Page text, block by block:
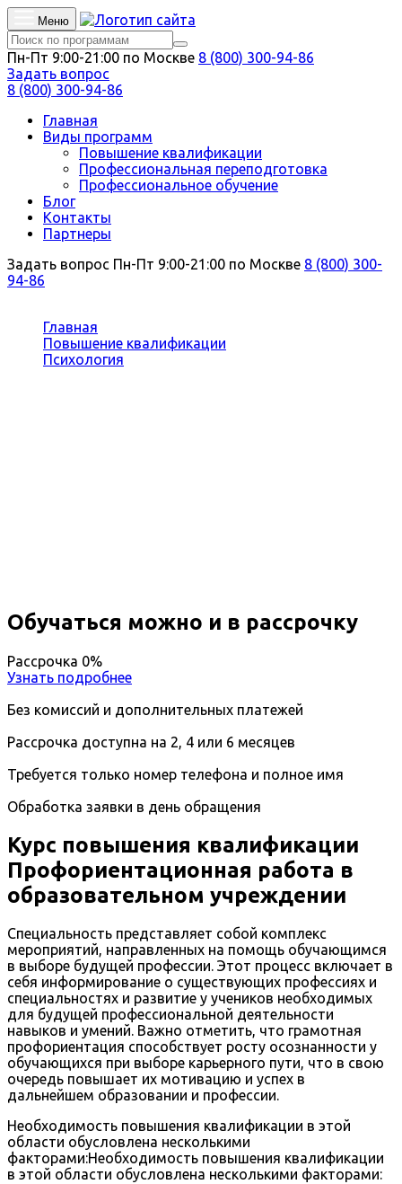
Меню
Пн-Пт 9:00-21:00 по Москве 8 (800) 300-94-86
Задать вопрос
8 (800) 300-94-86
Главная
Виды программ
Повышение квалификации
Профессиональная переподготовка
Профессиональное обучение
Блог
Контакты
Партнеры
Задать вопрос Пн-Пт 9:00-21:00 по Москве 8 (800) 300-
94-86
Главная
Повышение квалификации
Психология
Обучаться можно и в рассрочку
Рассрочка 0%
Узнать подробнее
Без комиссий и дополнительных платежей
Рассрочка доступна на 2, 4 или 6 месяцев
Требуется только номер телефона и полное имя
Обработка заявки в день обращения
Курс повышения квалификации
Профориентационная работа в
образовательном учреждении
Специальность представляет собой комплекс
мероприятий, направленных на помощь обучающимся
в выборе будущей профессии. Этот процесс включает в
себя информирование о существующих профессиях и
специальностях и развитие у учеников необходимых
для будущей профессиональной деятельности
навыков и умений. Важно отметить, что грамотная
профориентация способствует росту осознанности у
обучающихся при выборе карьерного пути, что в свою
очередь повышает их мотивацию и успех в
дальнейшем образовании и профессии.
Необходимость повышения квалификации в этой
области обусловлена несколькими
факторами:Необходимость повышения квалификации
в этой области обусловлена несколькими факторами: